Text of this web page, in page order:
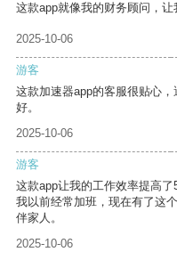
这款app就像我的财务顾问，让
2025-10-06
游客
这款加速器app的客服很贴心
好。
2025-10-06
游客
这款app让我的工作效率提高了
我以前经常加班，现在有了这
伴家人。
2025-10-06